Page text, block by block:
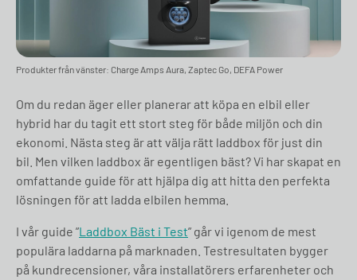
Produkter från vänster: Charge Amps Aura, Zaptec Go, DEFA Power
Om du redan äger eller planerar att köpa en elbil eller
hybrid har du tagit ett stort steg för både miljön och din
ekonomi. Nästa steg är att välja rätt laddbox för just din
bil. Men vilken laddbox är egentligen bäst? Vi har skapat en
omfattande guide för att hjälpa dig att hitta den perfekta
lösningen för att ladda elbilen hemma.
I vår guide ”Laddbox Bäst i Test” går vi igenom de mest
populära laddarna på marknaden. Testresultaten bygger
på kundrecensioner, våra installatörers erfarenheter och